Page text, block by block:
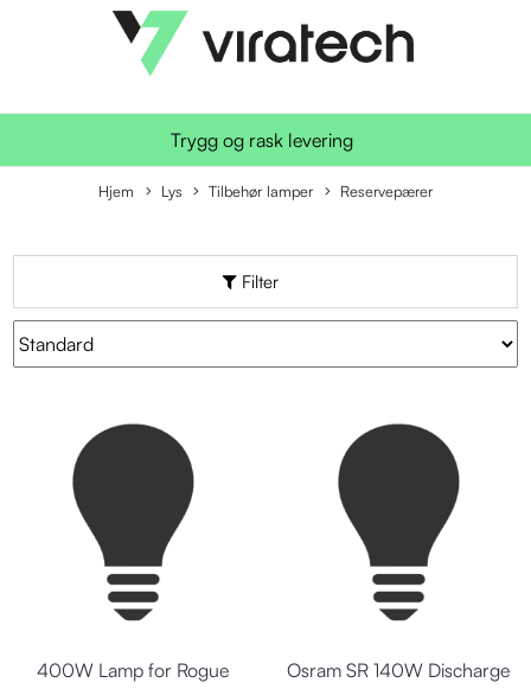
Trygg og rask levering
Hjem Lys Tilbehør lamper Reservepærer
Filter
400W Lamp for Rogue
Osram SR 140W Discharge